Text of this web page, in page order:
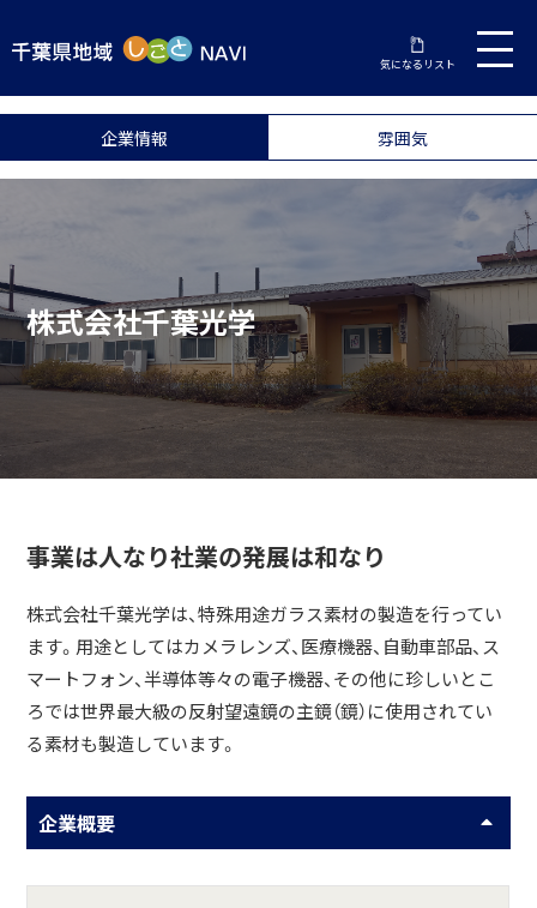
気になるリスト
企業情報 雰囲気
株式会社千葉光学
事業は人なり社業の発展は和なり
株式会社千葉光学は、特殊用途ガラス素材の製造を行ってい
ます。用途としてはカメラレンズ、医療機器、自動車部品、ス
マートフォン、半導体等々の電子機器、その他に珍しいとこ
ろでは世界最大級の反射望遠鏡の主鏡（鏡）に使用されてい
る素材も製造しています。
企業概要